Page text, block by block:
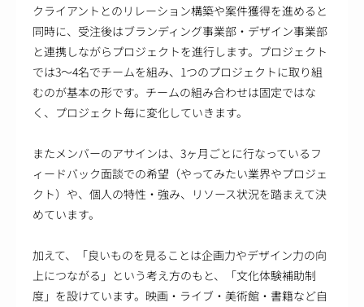
クライアントとのリレーション構築や案件獲得を進めると
同時に、受注後はブランディング事業部・デザイン事業部
と連携しながらプロジェクトを進行します。プロジェクト
では3～4名でチームを組み、1つのプロジェクトに取り組
むのが基本の形です。チームの組み合わせは固定ではな
く、プロジェクト毎に変化していきます。
またメンバーのアサインは、3ヶ月ごとに行なっているフ
ィードバック面談での希望（やってみたい業界やプロジェ
クト）や、個人の特性・強み、リソース状況を踏まえて決
めています。
加えて、「良いものを見ることは企画力やデザイン力の向
上につながる」という考え方のもと、「文化体験補助制
度」を設けています。映画・ライブ・美術館・書籍など自